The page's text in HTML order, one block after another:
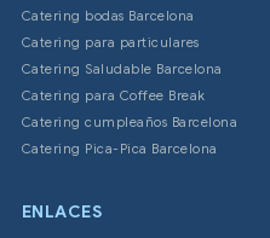
Catering bodas Barcelona
Catering para particulares
Catering Saludable Barcelona
Catering para Coffee Break
Catering cumpleaños Barcelona
Catering Pica-Pica Barcelona
ENLACES